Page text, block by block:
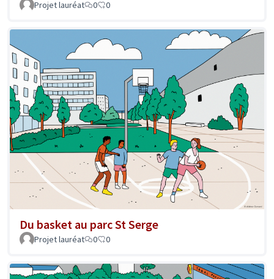
Projet lauréat 0 0
Du basket au parc St Serge
Projet lauréat 0 0